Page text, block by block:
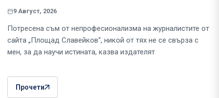
9 Август, 2026
Потресена съм от непрофесионализма на журналистите от
сайта „Площад Славейков“, никой от тях не се свърза с
мен, за да научи истината, казва издателят
Прочети